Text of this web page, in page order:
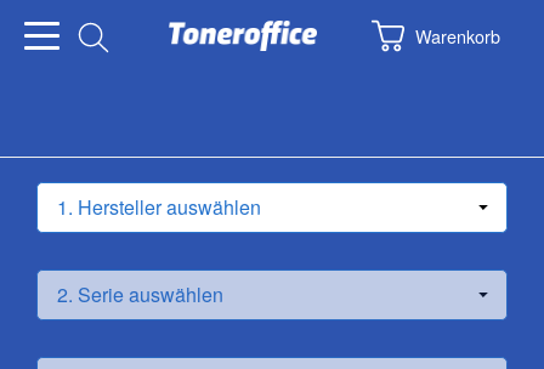
Warenkorb